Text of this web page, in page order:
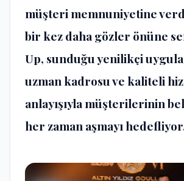
müşteri memnuniyetine
bir kez daha gözler önüne
Up, sunduğu yenilikçi
uzman kadrosu ve kaliteli
anlayışıyla müşterilerinin
her zaman aşmayı